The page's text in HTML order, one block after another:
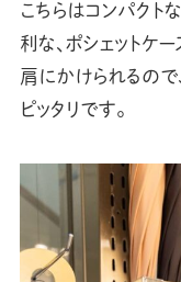
こちらはコンパク
利な、ポシェットケ
肩にかけられるので
ピッタリです。